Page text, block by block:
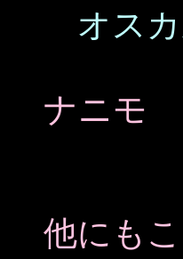
オスカ
ナニモ
他にもこ